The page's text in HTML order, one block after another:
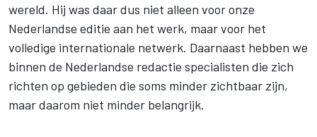
wereld. Hij was daar dus niet alleen voor onze
Nederlandse editie aan het werk, maar voor het
volledige internationale netwerk. Daarnaast hebben we
binnen de Nederlandse redactie specialisten die zich
richten op gebieden die soms minder zichtbaar zijn,
maar daarom niet minder belangrijk.